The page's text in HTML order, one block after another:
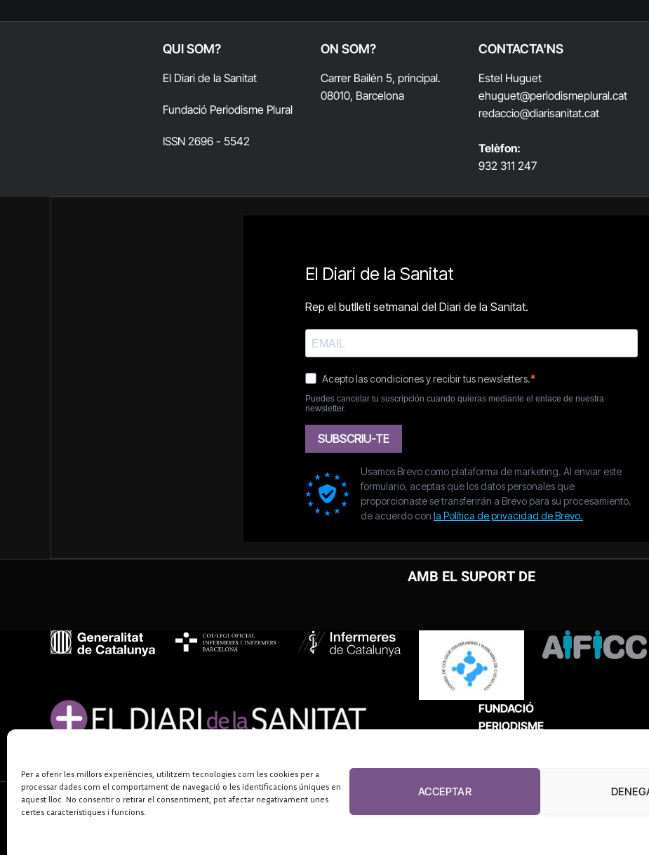
Per a oferir les millors experiències, utilitzem tecnologies com les cookies per a
processar dades com el comportament de navegació o les identificacions úniques en
aquest lloc. No consentir o retirar el consentiment, pot afectar negativament unes
certes característiques i funcions.
ACCEPTAR
QUI SOM?
El Diari de la Sanitat
Fundació Periodisme Plural
ISSN 2696 - 5542
ON SOM?
Carrer Bailén 5, principal.
08010, Barcelona
CONTACTA'NS
Estel Huguet
ehuguet@periodismeplural.cat
redaccio@diarisanitat.cat
Telèfon:
932 311 247
AMB EL SUPORT DE
FUNDACIÓ
PERIODISME